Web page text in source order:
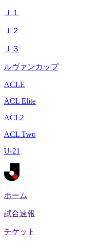
Ｊ１
Ｊ２
Ｊ３
ルヴァンカップ
ACLE
ACL Elite
ACL2
ACL Two
U-21
ホーム
試合速報
チケット